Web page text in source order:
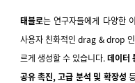
태블로는 연구자들에게 다양한
사용자 친화적인 drag & drop
르게 생성할 수 있습니다.데이터
공유 촉진, 고급 분석 및 확장성